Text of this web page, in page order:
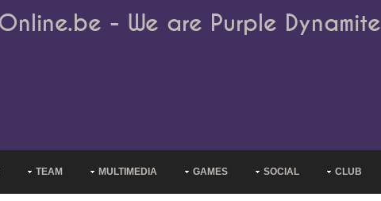
- We are Purple Dynamite
TEAM MULTIMEDIA GAMES SOCIAL CLUB